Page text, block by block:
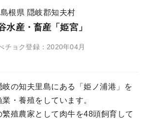
島根県 隠岐郡知夫村
水産・畜産「姫宮」
チョク登録：2020年04月
の知夫里島にある「姫ノ浦港」を
・養殖をしています。
繁殖農家として肉牛を48頭飼育して